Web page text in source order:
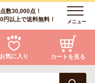
数30,000点！
円以上で送料無料！
メニュー
お気に入り カートを見る